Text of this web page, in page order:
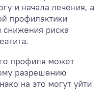
и начала лечения, а
профилактики
снижения риска
профиля может
разрешению
на это могут уйти